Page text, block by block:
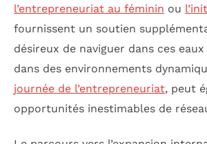
l’entrepreneuriat au féminin ou
fournissent un soutien
désireux de naviguer dans ces
dans des environnements
journée de l’entrepreneuriat, peut
opportunités inestimables de